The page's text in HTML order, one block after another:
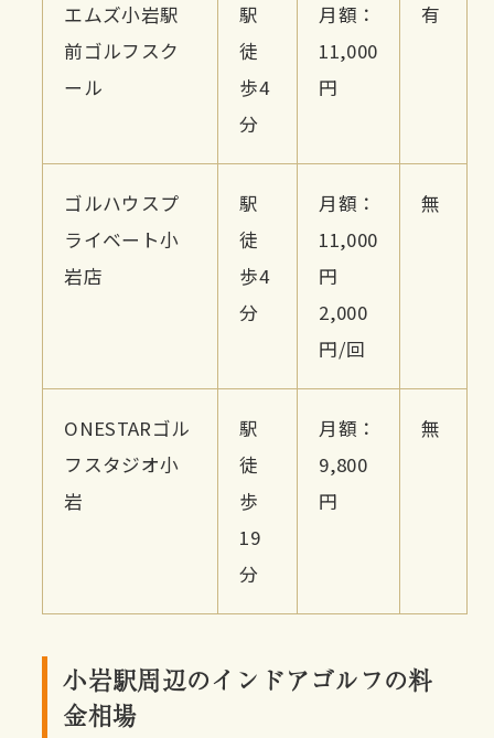
エムズ小岩駅
前ゴルフスク
ール
駅
徒
歩4
分
月額：
11,000
円
有
ゴルハウスプ
ライベート小
岩店
駅
徒
歩4
分
月額：
11,000
円
2,000
円/回
無
ONESTARゴル
フスタジオ小
岩
駅
徒
歩
19
分
月額：
9,800
円
無
小岩駅周辺のインドアゴルフの料
金相場